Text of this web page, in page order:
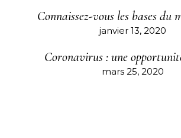
Connaissez-vous les bases du
janvier 13, 2020
Coronavirus : une
mars 25, 2020